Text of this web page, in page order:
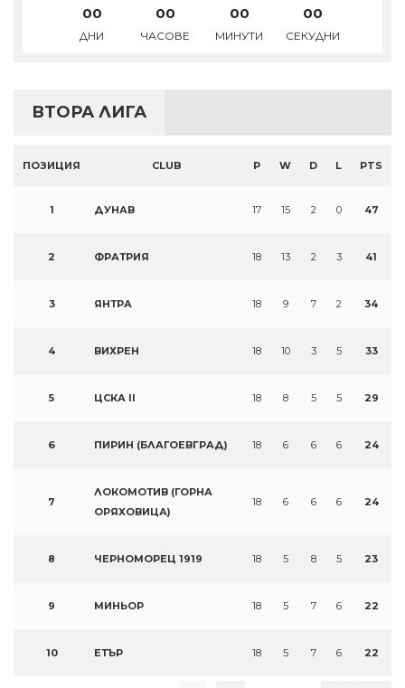
00
ДНИ
00
ЧАСОВЕ
00
МИНУТИ
00
СЕКУДНИ
ВТОРА ЛИГА
ПОЗИЦИЯ CLUB P W D L PTS
1 ДУНАВ 17 15 2 0 47
2 ФРАТРИЯ 18 13 2 3 41
3 ЯНТРА 18 9 7 2 34
4 ВИХРЕН 18 10 3 5 33
5 ЦСКА II 18 8 5 5 29
6 ПИРИН (БЛАГОЕВГРАД) 18 6 6 6 24
7
ЛОКОМОТИВ (ГОРНА
ОРЯХОВИЦА)
18 6 6 6 24
8 ЧЕРНОМОРЕЦ 1919 18 5 8 5 23
9 МИНЬОР 18 5 7 6 22
10 ЕТЪР 18 5 7 6 22